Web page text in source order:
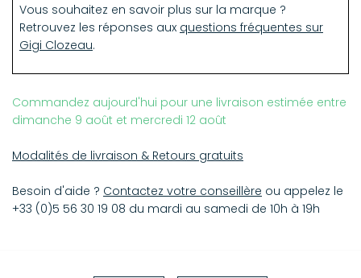
Vous souhaitez en savoir plus sur la marque ?
Retrouvez les réponses aux questions fréquentes sur
Gigi Clozeau.
Commandez aujourd'hui pour une livraison estimée entre
dimanche 9 août et mercredi 12 août
Modalités de livraison & Retours gratuits
Besoin d'aide ? Contactez votre conseillère ou appelez le
+33 (0)5 56 30 19 08 du mardi au samedi de 10h à 19h